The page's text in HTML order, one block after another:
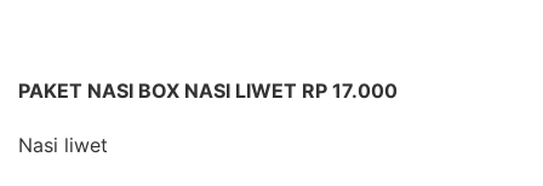
PAKET NASI BOX NASI LIWET RP 17.000
Nasi liwet